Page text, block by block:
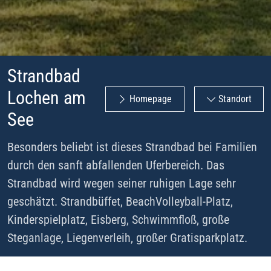
Strandbad
Lochen am
See
Homepage Standort
Besonders beliebt ist dieses Strandbad bei Familien
durch den sanft abfallenden Uferbereich. Das
Strandbad wird wegen seiner ruhigen Lage sehr
geschätzt. Strandbüffet, BeachVolleyball-Platz,
Kinderspielplatz, Eisberg, Schwimmfloß, große
Steganlage, Liegenverleih, großer Gratisparkplatz.